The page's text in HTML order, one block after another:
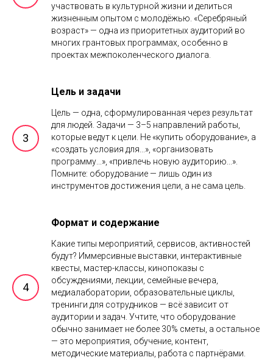
участвовать в культурной жизни и делиться
жизненным опытом с молодёжью. «Серебряный
возраст» — одна из приоритетных аудиторий во
многих грантовых программах, особенно в
проектах межпоколенческого диалога.
Цель и задачи
Цель — одна, сформулированная через результат
для людей. Задачи — 3–5 направлений работы,
которые ведут к цели. Не «купить оборудование», а
«создать условия для...», «организовать
программу...», «привлечь новую аудиторию...».
Помните: оборудование — лишь один из
инструментов достижения цели, а не сама цель.
Формат и содержание
Какие типы мероприятий, сервисов, активностей
будут? Иммерсивные выставки, интерактивные
квесты, мастер-классы, кинопоказы с
обсуждениями, лекции, семейные вечера,
медиалаборатории, образовательные циклы,
тренинги для сотрудников — всё зависит от
аудитории и задач. Учтите, что оборудование
обычно занимает не более 30% сметы, а остальное
— это мероприятия, обучение, контент,
методические материалы, работа с партнёрами.